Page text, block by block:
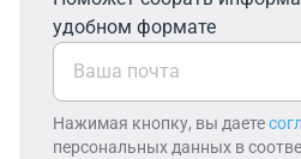
удобном формате
Нажимая кнопку, вы даете
персональных данных в